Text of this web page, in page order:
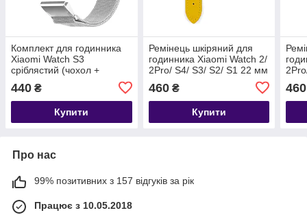
Комплект для годинника
Xiaomi Watch S3
сріблястий (чохол +
мм)
440 ₴
Купити
Ремінець шкіряний для
годинника Xiaomi Watch 2/
2Pro/ S4/ S3/ S2/ S1 22 мм
460₴
Купити
460
Про нас
99% позитивних з 157 відгуків за рік
Працює з 10.05.2018